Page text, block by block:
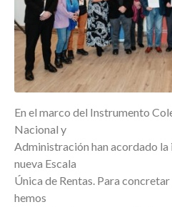
En el marco del Instrumento
Nacional y
Administración han acordado la
nueva Escala
Única de Rentas. Para
hemos